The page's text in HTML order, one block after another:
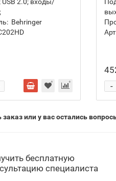
Behringer
-
или у вас остались
бесплатную
специалиста